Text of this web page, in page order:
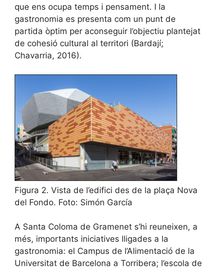
que ens ocupa temps i pensament. I la
gastronomia es presenta com un punt de
partida òptim per aconseguir l’objectiu plantejat
de cohesió cultural al territori (Bardají;
Chavarria, 2016).
Figura 2. Vista de l’edifici des de la plaça Nova
del Fondo. Foto: Simón García
A Santa Coloma de Gramenet s’hi reuneixen, a
més, importants iniciatives lligades a la
gastronomia: el Campus de l’Alimentació de la
Universitat de Barcelona a Torribera; l’escola de